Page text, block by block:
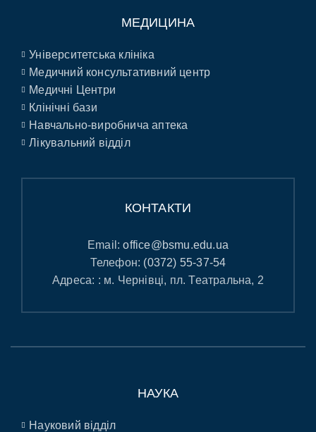
МЕДИЦИНА
Університетська клініка
Медичний консультативний центр
Медичні Центри
Клінічні бази
Навчально-виробнича аптека
Лікувальний відділ
КОНТАКТИ
Email:office@bsmu.edu.ua
Телефон: (0372) 55-37-54
Адреса: : м. Чернівці, пл. Театральна, 2
НАУКА
Науковий відділ